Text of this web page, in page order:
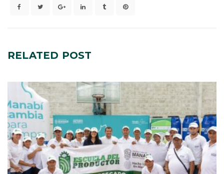
RELATED POST